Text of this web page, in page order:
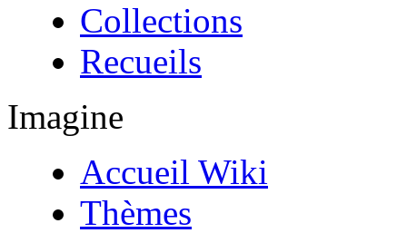
Collections
Recueils
Imagine
Accueil Wiki
Thèmes